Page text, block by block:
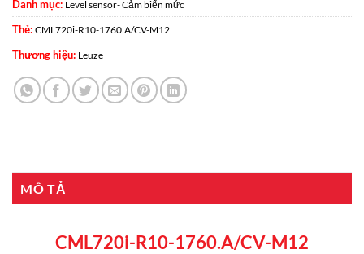
Danh mục: Level sensor- Cảm biến mức
Thẻ: CML720i-R10-1760.A/CV-M12
Thương hiệu: Leuze
MÔ TẢ
CML720i-R10-1760.A/CV-M12